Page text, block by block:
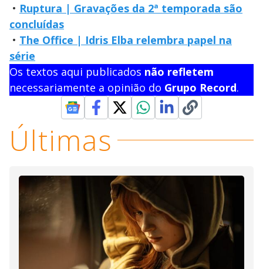
• Ruptura | Gravações da 2ª temporada são
concluídas
• The Office | Idris Elba relembra papel na
série
Os textos aqui publicados não refletem
necessariamente a opinião do Grupo Record.
Últimas